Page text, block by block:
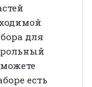
для
есть